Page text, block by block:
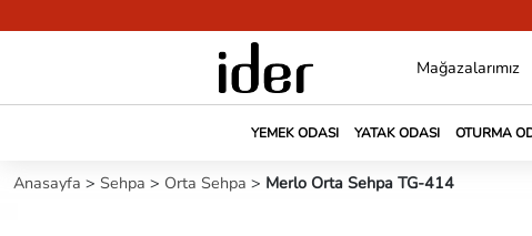
Mağazalarımız
YEMEK ODASI YATAK ODASI OTURMA
Anasayfa > Sehpa > Orta Sehpa > Merlo Orta Sehpa TG-414